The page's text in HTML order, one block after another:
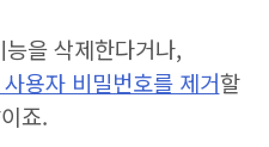
능을 삭제한다거나,
용자 비밀번호를 제거할
죠.